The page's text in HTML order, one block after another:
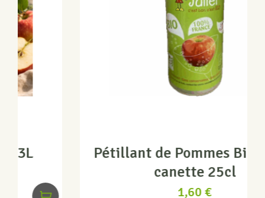
Pétillant de Pommes Bio Juliet
canette 25cl